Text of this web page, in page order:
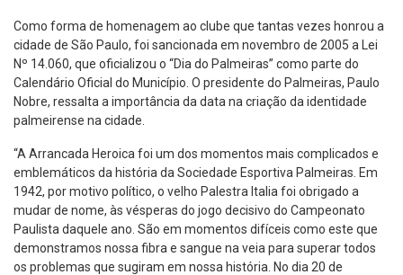
Como forma de homenagem ao clube que tantas vezes honrou a
cidade de São Paulo, foi sancionada em novembro de 2005 a Lei
Nº 14.060, que oficializou o “Dia do Palmeiras” como parte do
Calendário Oficial do Município. O presidente do Palmeiras, Paulo
Nobre, ressalta a importância da data na criação da identidade
palmeirense na cidade.
“A Arrancada Heroica foi um dos momentos mais complicados e
emblemáticos da história da Sociedade Esportiva Palmeiras. Em
1942, por motivo político, o velho Palestra Italia foi obrigado a
mudar de nome, às vésperas do jogo decisivo do Campeonato
Paulista daquele ano. São em momentos difíceis como este que
demonstramos nossa fibra e sangue na veia para superar todos
os problemas que sugiram em nossa história. No dia 20 de